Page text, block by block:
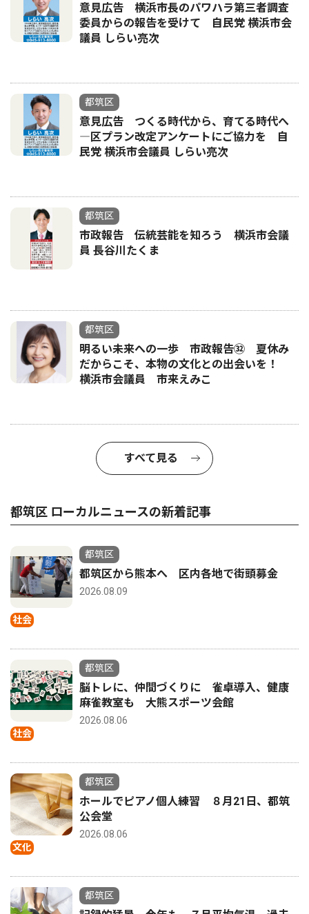
意見広告 横浜市長のパワハラ第三者調査
委員からの報告を受けて 自民党 横浜市会
議員 しらい亮次
都筑区
意見広告 つくる時代から、育てる時代へ
―区プラン改定アンケートにご協力を 自
民党 横浜市会議員 しらい亮次
都筑区
市政報告 伝統芸能を知ろう 横浜市会議
員 長谷川たくま
都筑区
明るい未来への一歩 市政報告㉜ 夏休み
だからこそ、本物の文化との出会いを！
横浜市会議員 市来えみこ
すべて見る
都筑区 ローカルニュースの新着記事
社会
都筑区
都筑区から熊本へ 区内各地で街頭募金
2026.08.09
社会
都筑区
脳トレに、仲間づくりに 雀卓導入、健康
麻雀教室も 大熊スポーツ会館
2026.08.06
文化
都筑区
ホールでピアノ個人練習 ８月21日、都筑
公会堂
2026.08.06
都筑区